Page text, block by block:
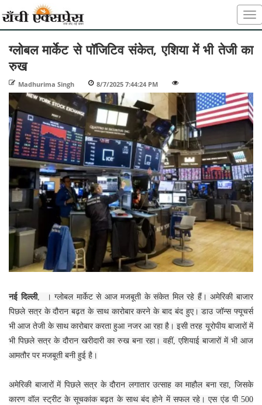
ग्लोबल मार्केट से पॉजिटिव संकेत, एशिया में भी तेजी का
रुख
Madhurima Singh 8/7/2025 7:44:24 PM
नई दिल्ली, । ग्लोबल मार्केट से आज मजबूती के संकेत मिल रहे हैं। अमेरिकी बाजार
पिछले सत्र के दौरान बढ़त के साथ कारोबार करने के बाद बंद हुए। डाउ जॉन्स फ्यूचर्स
भी आज तेजी के साथ कारोबार करता हुआ नजर आ रहा है। इसी तरह यूरोपीय बाजारों में
भी पिछले सत्र के दौरान खरीदारी का रुख बना रहा। वहीं, एशियाई बाजारों में भी आज
आमतौर पर मजबूती बनी हुई है।
अमेरिकी बाजारों में पिछले सत्र के दौरान लगातार उत्साह का माहौल बना रहा, जिसके
कारण वॉल स्ट्रीट के सूचकांक बढ़त के साथ बंद होने में सफल रहे। एस एंड पी 500